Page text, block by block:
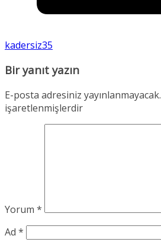
kadersiz35
Bir yanıt yazın
E-posta adresiniz yayınlanmayacak.
işaretlenmişlerdir
Yorum *
Ad *